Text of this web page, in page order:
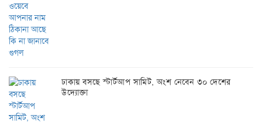
ঢাকায় বসছে স্টার্টআপ সামিট, অংশ নেবেন ৩০ দেশের
উদ্যোক্তা